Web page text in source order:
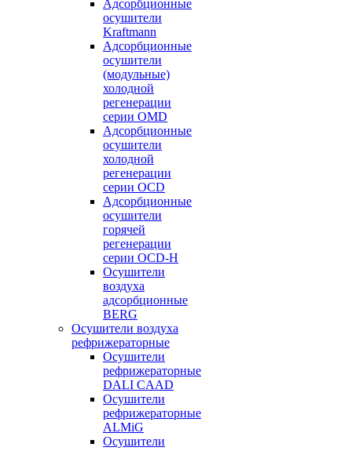
Адсорбционные
осушители
Kraftmann
Адсорбционные
осушители
(модульные)
холодной
регенерации
серии OMD
Адсорбционные
осушители
холодной
регенерации
серии OCD
Адсорбционные
осушители
горячей
регенерации
серии OСD-H
Осушители
воздуха
адсорбционные
BERG
Осушители воздуха
рефрижераторные
Осушители
рефрижераторные
DALI CAAD
Осушители
рефрижераторные
ALMiG
Осушители